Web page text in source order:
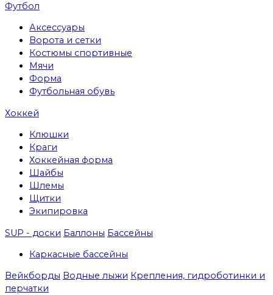
Футбол
Аксессуары
Ворота и сетки
Костюмы спортивные
Мячи
Форма
Футбольная обувь
Хоккей
Клюшки
Краги
Хоккейная форма
Шайбы
Шлемы
Щитки
Экипировка
SUP - доски Баллоны Бассейны
Каркасные бассейны
Вейкборды Водные лыжи Крепления, гидроботинки и
перчатки